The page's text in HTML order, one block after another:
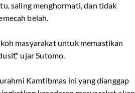
saling menghormati, dan tidak
belah.
masyarakat untuk memastikan
ujar Sutomo.
Kamtibmas ini yang dianggap